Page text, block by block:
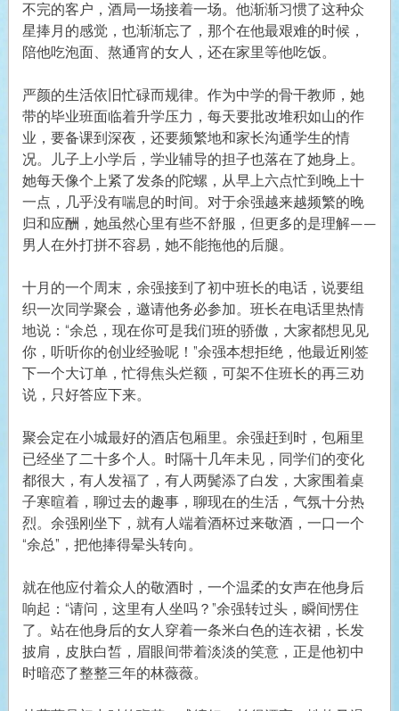
不完的客户，酒局一场接着一场。他渐渐习惯了这种众
星捧月的感觉，也渐渐忘了，那个在他最艰难的时候，
陪他吃泡面、熬通宵的女人，还在家里等他吃饭。
严颜的生活依旧忙碌而规律。作为中学的骨干教师，她
带的毕业班面临着升学压力，每天要批改堆积如山的作
业，要备课到深夜，还要频繁地和家长沟通学生的情
况。儿子上小学后，学业辅导的担子也落在了她身上。
她每天像个上紧了发条的陀螺，从早上六点忙到晚上十
一点，几乎没有喘息的时间。对于余强越来越频繁的晚
归和应酬，她虽然心里有些不舒服，但更多的是理解——
男人在外打拼不容易，她不能拖他的后腿。
十月的一个周末，余强接到了初中班长的电话，说要组
织一次同学聚会，邀请他务必参加。班长在电话里热情
地说：“余总，现在你可是我们班的骄傲，大家都想见见
你，听听你的创业经验呢！”余强本想拒绝，他最近刚签
下一个大订单，忙得焦头烂额，可架不住班长的再三劝
说，只好答应下来。
聚会定在小城最好的酒店包厢里。余强赶到时，包厢里
已经坐了二十多个人。时隔十几年未见，同学们的变化
都很大，有人发福了，有人两鬓添了白发，大家围着桌
子寒暄着，聊过去的趣事，聊现在的生活，气氛十分热
烈。余强刚坐下，就有人端着酒杯过来敬酒，一口一个
“余总”，把他捧得晕头转向。
就在他应付着众人的敬酒时，一个温柔的女声在他身后
响起：“请问，这里有人坐吗？”余强转过头，瞬间愣住
了。站在他身后的女人穿着一条米白色的连衣裙，长发
披肩，皮肤白皙，眉眼间带着淡淡的笑意，正是他初中
时暗恋了整整三年的林薇薇。